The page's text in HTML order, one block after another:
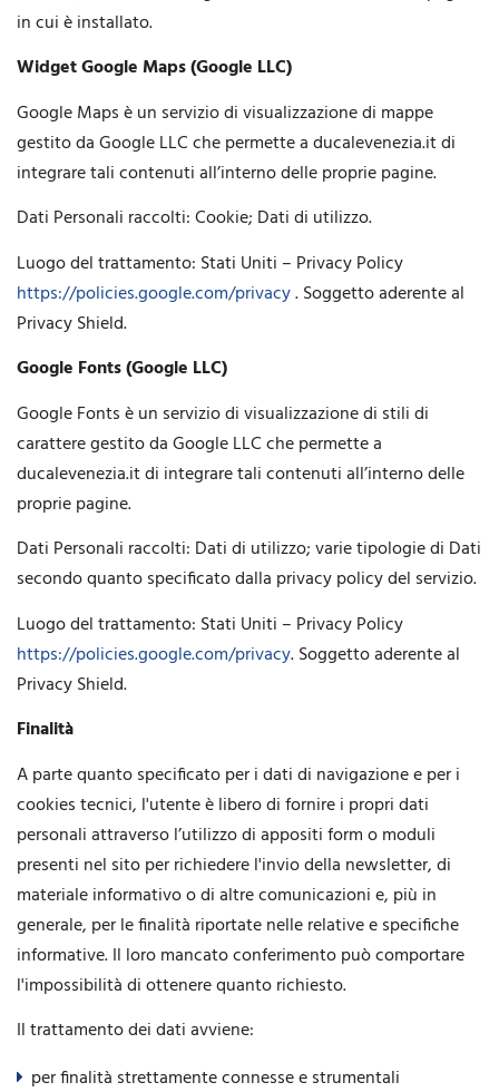
in cui è installato.
Widget Google Maps (Google LLC)
Google Maps è un servizio di visualizzazione di mappe
gestito da Google LLC che permette a ducalevenezia.it di
integrare tali contenuti all’interno delle proprie pagine.
Dati Personali raccolti: Cookie; Dati di utilizzo.
Luogo del trattamento: Stati Uniti – Privacy Policy
https://policies.google.com/privacy. Soggetto aderente al
Privacy Shield.
Google Fonts (Google LLC)
Google Fonts è un servizio di visualizzazione di stili di
carattere gestito da Google LLC che permette a
ducalevenezia.it di integrare tali contenuti all’interno delle
proprie pagine.
Dati Personali raccolti: Dati di utilizzo; varie tipologie di Dati
secondo quanto specificato dalla privacy policy del servizio.
Luogo del trattamento: Stati Uniti – Privacy Policy
https://policies.google.com/privacy. Soggetto aderente al
Privacy Shield.
Finalità
A parte quanto specificato per i dati di navigazione e per i
cookies tecnici, l'utente è libero di fornire i propri dati
personali attraverso l’utilizzo di appositi form o moduli
presenti nel sito per richiedere l'invio della newsletter, di
materiale informativo o di altre comunicazioni e, più in
generale, per le finalità riportate nelle relative e specifiche
informative. Il loro mancato conferimento può comportare
l'impossibilità di ottenere quanto richiesto.
Il trattamento dei dati avviene:
per finalità strettamente connesse e strumentali